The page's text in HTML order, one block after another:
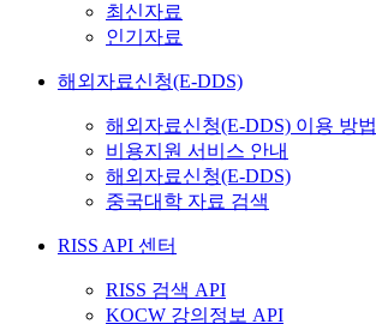
최신자료
인기자료
해외자료신청(E-DDS)
해외자료신청(E-DDS) 이용 방법
비용지원 서비스 안내
해외자료신청(E-DDS)
중국대학 자료 검색
RISS API 센터
RISS 검색 API
KOCW 강의정보 API